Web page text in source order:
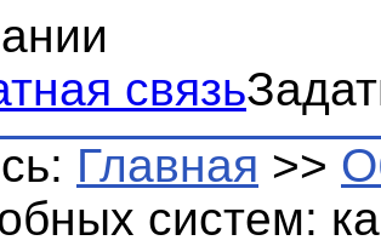
связь
Главная >>
систем: